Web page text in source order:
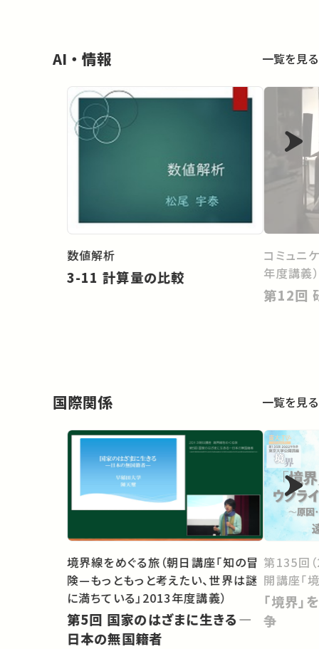
AI・情報 一覧を見る
数値解析
3-11 計算量の比較
コミュニ
年度講義）
国際関係 一覧を見る
境界線をめぐる旅（朝日講座「知の冒
険—もっともっと考えたい、世界は謎
に満ちている」2013年度講義）
第5回 国家のはざまに生きる―
日本の無国籍者
第135回
開講座「
「境界」
争